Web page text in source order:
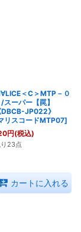
＜C＞MTP－０
/スーパー【罠】
DBCB-JP022》
リスコードMTP07]
円(税込)
23点
カートに入れる